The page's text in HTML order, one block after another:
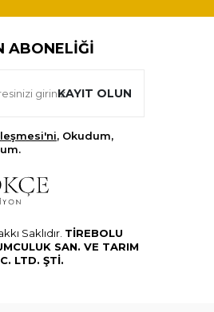
ABONELIĞI
KAYIT OLUN
, Okudum,
Saklıdır. TİREBOLU
SAN. VE TARIM
LTD. ŞTİ.